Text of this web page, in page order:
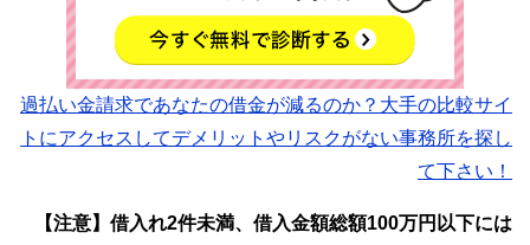
過払い金請求であなたの借金が減るのか？大手の比較サイ
トにアクセスしてデメリットやリスクがない事務所を探し
て下さい！
【注意】借入れ2件未満、借入金額総額100万円以下には